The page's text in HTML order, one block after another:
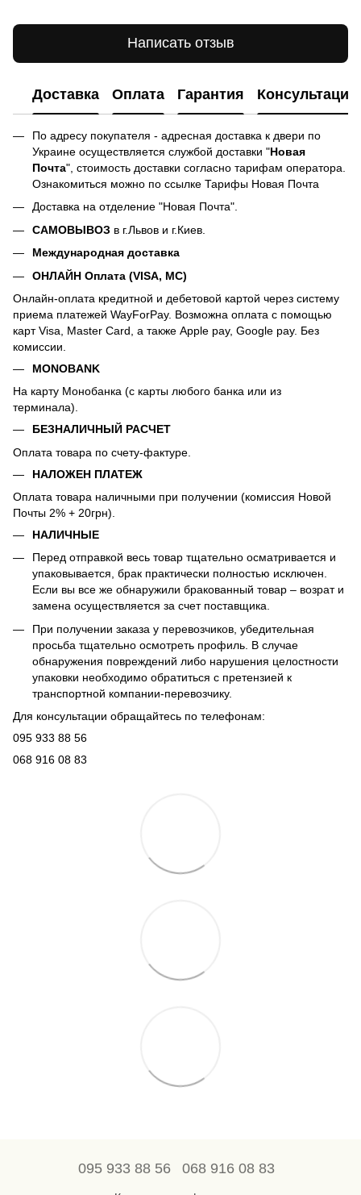
Написать отзыв
Доставка Оплата Гарантия Консультация
По адресу покупателя - адресная доставка к двери по
Украине осуществляется службой доставки "Новая
Почта", стоимость доставки согласно тарифам оператора.
Ознакомиться можно по ссылке Тарифы Новая Почта
Доставка на отделение "Новая Почта".
САМОВЫВОЗ в г.Львов и г.Киев.
Международная доставка
ОНЛАЙН Оплата (VISA, MC)
Онлайн-оплата кредитной и дебетовой картой через систему
приема платежей WayForPay. Возможна оплата с помощью
карт Visa, Master Card, а также Apple pay, Google pay. Без
комиссии.
MONOBANK
На карту Монобанка (с карты любого банка или из
терминала).
БЕЗНАЛИЧНЫЙ РАСЧЕТ
Оплата товара по счету-фактуре.
НАЛОЖЕН ПЛАТЕЖ
Оплата товара наличными при получении (комиссия Новой
Почты 2% + 20грн).
НАЛИЧНЫЕ
Перед отправкой весь товар тщательно осматривается и
упаковывается, брак практически полностью исключен.
Если вы все же обнаружили бракованный товар – возрат и
замена осуществляется за счет поставщика.
При получении заказа у перевозчиков, убедительная
просьба тщательно осмотреть профиль. В случае
обнаружения повреждений либо нарушения целостности
упаковки необходимо обратиться с претензией к
транспортной компании-перевозчику.
Для консультации обращайтесь по телефонам:
095 933 88 56
068 916 08 83
095 933 88 56 068 916 08 83